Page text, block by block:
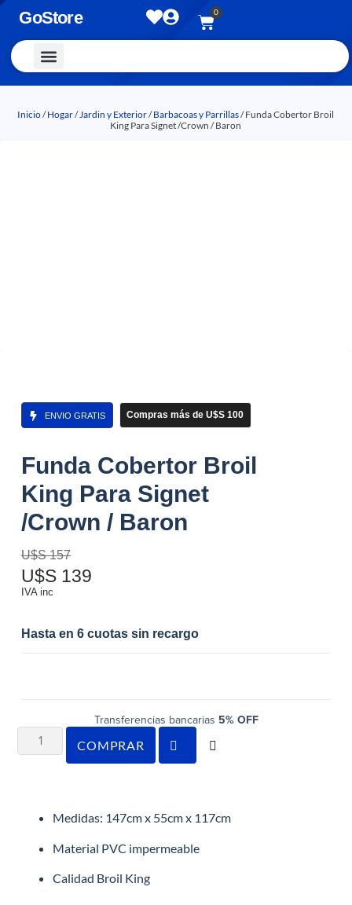
GoStore 0
Inicio/Hogar/Jardin y Exterior/Barbacoas y Parrillas/ Funda Cobertor Broil
King Para Signet /Crown / Baron
ENVIO GRATIS Compras más de U$S 100
Funda Cobertor Broil
King Para Signet
/Crown / Baron
U$S157
U$S 139
IVA inc
Hasta en 6 cuotas sin recargo
Transferencias bancarias 5% OFF
COMPRAR
Medidas: 147cm x 55cm x 117cm
Material PVC impermeable
Calidad Broil King